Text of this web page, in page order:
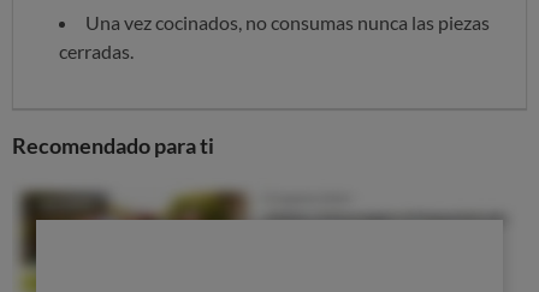
Una vez cocinados, no consumas nunca las piezas
cerradas.
Recomendado para ti